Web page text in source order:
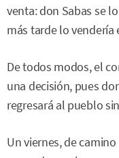
venta: don Sabas se
más tarde lo vendería
De todos modos, el
una decisión, pues
regresará al pueblo
Un viernes, de